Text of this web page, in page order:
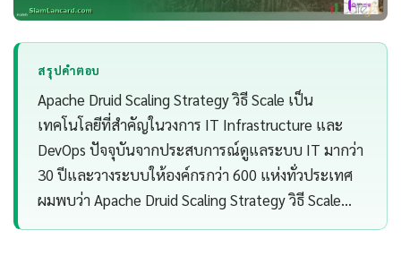
สรุปคำตอบ
Apache Druid Scaling Strategy วิธี Scale เป็น
เทคโนโลยีที่สำคัญในวงการ IT Infrastructure และ
DevOps ปัจจุบันจากประสบการณ์ดูแลระบบ IT มากว่า
30 ปีและวางระบบให้องค์กรกว่า 600 แห่งทั่วประเทศ
ผมพบว่า Apache Druid Scaling Strategy วิธี Scale…